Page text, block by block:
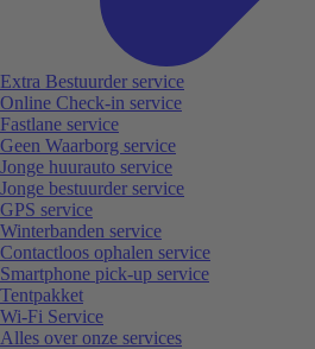
Extra Bestuurder service
Online Check-in service
Fastlane service
Geen Waarborg service
Jonge huurauto service
Jonge bestuurder service
GPS service
Winterbanden service
Contactloos ophalen service
Smartphone pick-up service
Tentpakket
Wi-Fi Service
Alles over onze services